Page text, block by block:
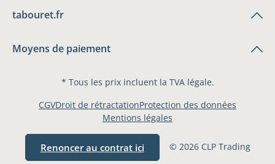
tabouret.fr
Moyens de paiement
* Tous les prix incluent la TVA légale.
Renoncer au contrat ici
© 2026 CLP Trading
CGVDroit de rétractationProtection des données
Mentions légales